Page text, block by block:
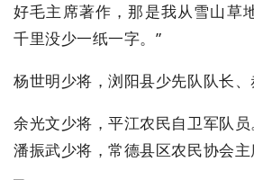
好毛主席著作，那是我从雪山草
千里没少一纸一字。”
杨世明少将，浏阳县少先队队长、
余光文少将，平江农民自卫军队员
潘振武少将，常德县区农民协会主